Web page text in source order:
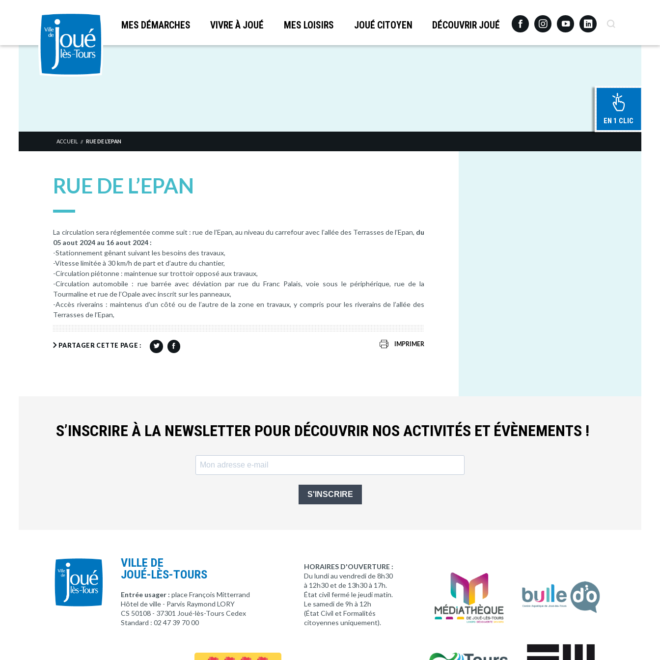
Aller
MES DÉMARCHES VIVRE À JOUÉ MES LOISIRS JOUÉ CITOYEN DÉCOUVRIR JOUÉ FacebookInstagramYoutubeLinkedinRecherche
EN 1 CLIC
ACCUEIL // RUE DE L’EPAN
RUE DE L’EPAN
La circulation sera réglementée comme suit : rue de l’Epan, au niveau du carrefour avec l’allée des Terrasses de l’Epan, du
05 aout 2024 au 16 aout 2024 :
-Stationnement gênant suivant les besoins des travaux,
-Vitesse limitée à 30 km/h de part et d’autre du chantier,
-Circulation piétonne : maintenue sur trottoir opposé aux travaux,
-Circulation automobile : rue barrée avec déviation par rue du Franc Palais, voie sous le périphérique, rue de la
Tourmaline et rue de l’Opale avec inscrit sur les panneaux,
-Accès riverains : maintenus d’un côté ou de l’autre de la zone en travaux, y compris pour les riverains de l’allée des
Terrasses de l’Epan,
PARTAGER CETTE PAGE : IMPRIMER
S’INSCRIRE À LA NEWSLETTER POUR DÉCOUVRIR NOS ACTIVITÉS ET ÉVÈNEMENTS !
S'INSCRIRE
VILLE DE
JOUÉ-LÈS-TOURS
Entrée usager : place François Mitterrand
Hôtel de ville - Parvis Raymond LORY
CS 50108 - 37301 Joué-lès-Tours Cedex
Standard : 02 47 39 70 00
HORAIRES D'OUVERTURE :
Du lundi au vendredi de 8h30
à 12h30 et de 13h30 à 17h.
État civil fermé le jeudi matin.
Le samedi de 9h à 12h
(État Civil et Formalités
citoyennes uniquement).